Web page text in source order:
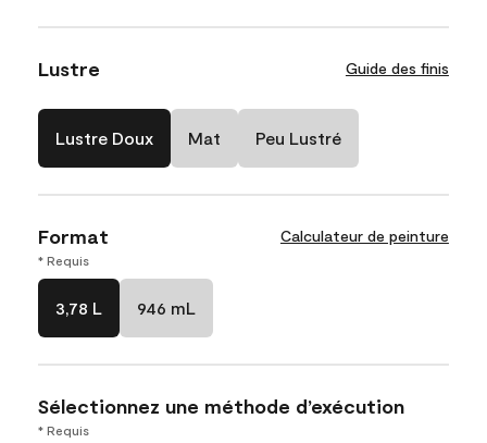
Lustre Guide des finis
Lustre Doux Mat Peu Lustré
Format Calculateur de peinture
* Requis
3,78 L 946 mL
Sélectionnez une méthode d’exécution
* Requis